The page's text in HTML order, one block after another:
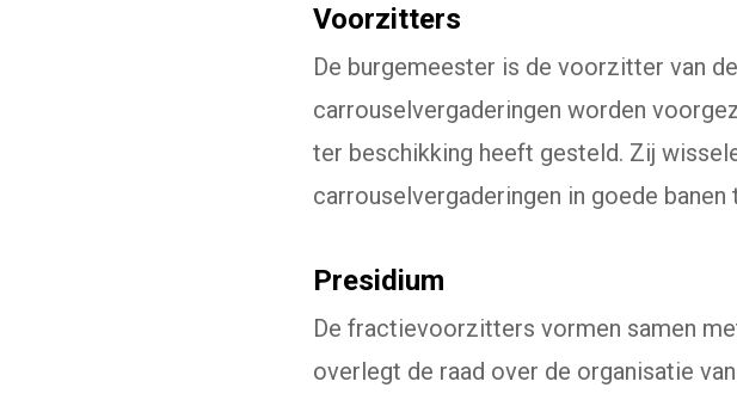
Voorzitters
De burgemeester is de voorzitter van
carrouselvergaderingen worden
ter beschikking heeft gesteld. Zij
carrouselvergaderingen in goede banen
Presidium
De fractievoorzitters vormen samen
overlegt de raad over de organisatie